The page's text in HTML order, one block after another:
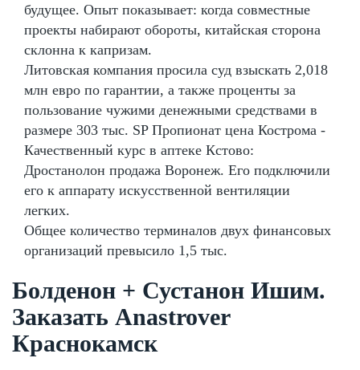
будущее. Опыт показывает: когда совместные
проекты набирают обороты, китайская сторона
склонна к капризам.
Литовская компания просила суд взыскать 2,018
млн евро по гарантии, а также проценты за
пользование чужими денежными средствами в
размере 303 тыс. SP Пропионат цена Кострома -
Качественный курс в аптеке Кстово:
Дростанолон продажа Воронеж. Его подключили
его к аппарату искусственной вентиляции
легких.
Общее количество терминалов двух финансовых
организаций превысило 1,5 тыс.
Болденон + Сустанон Ишим.
Заказать Anastrover
Краснокамск